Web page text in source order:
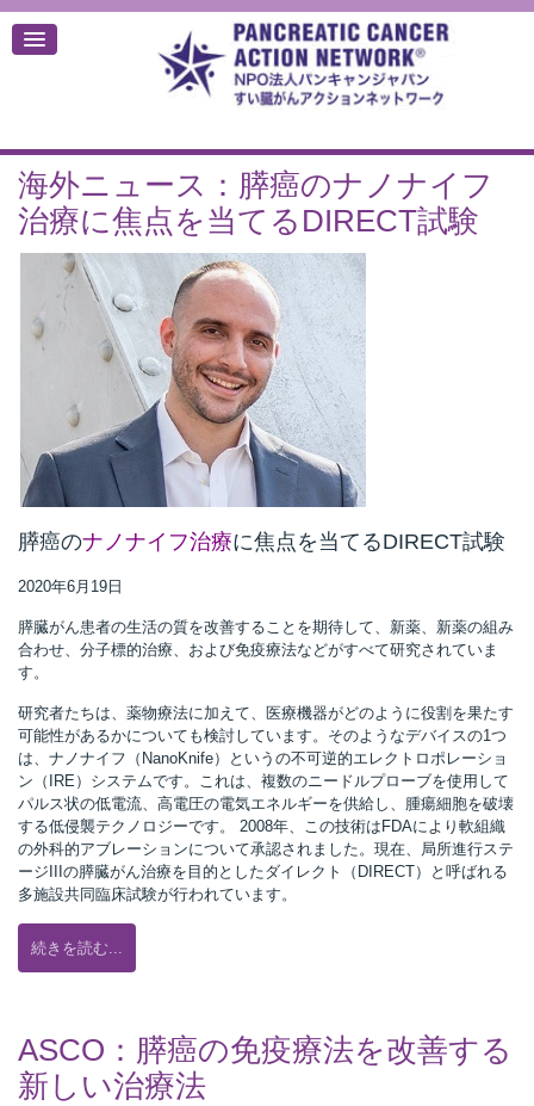
海外ニュース：膵癌のナノナイフ
治療に焦点を当てるDIRECT試験
膵癌のナノナイフ治療に焦点を当てるDIRECT試験
2020年6月19日
膵臓がん患者の生活の質を改善することを期待して、新薬、新薬の組み
合わせ、分子標的治療、および免疫療法などがすべて研究されていま
す。
研究者たちは、薬物療法に加えて、医療機器がどのように役割を果たす
可能性があるかについても検討しています。そのようなデバイスの1つ
は、ナノナイフ（NanoKnife）というの不可逆的エレクトロポレーショ
ン（IRE）システムです。これは、複数のニードルプローブを使用して
パルス状の低電流、高電圧の電気エネルギーを供給し、腫瘍細胞を破壊
する低侵襲テクノロジーです。 2008年、この技術はFDAにより軟組織
の外科的アブレーションについて承認されました。現在、局所進行ステ
ージIIIの膵臓がん治療を目的としたダイレクト（DIRECT）と呼ばれる
多施設共同臨床試験が行われています。
続きを読む...
ASCO：膵癌の免疫療法を改善する
新しい治療法